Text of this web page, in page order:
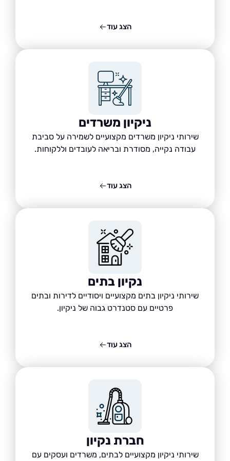
ניקיון משרדים
שירותי ניקיון משרדים מקצועיים לשמירה על סביבת
עבודה נקייה, מסודרת ובריאה לעובדים וללקוחות.
נקיון בתים
שירותי ניקיון בתים מקצועיים ויסודיים לדירות ובתים
פרטיים עם סטנדרט גבוה של ניקיון.
חברת נקיון
שירותי ניקיון מקצועיים לבתים, משרדים ועסקים עם